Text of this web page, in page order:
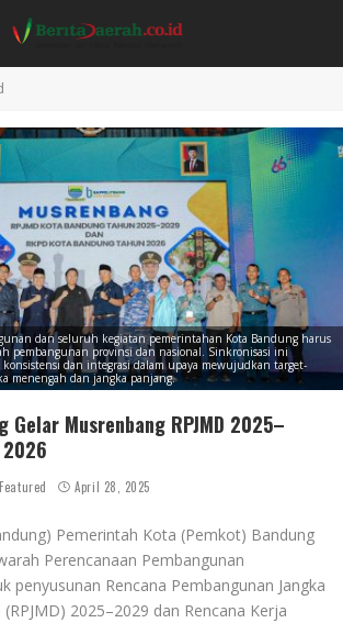
dan seluruh kegiatan pemerintahan Kota Bandung harus
pembangunan provinsi dan nasional. Sinkronisasi ini
dan integrasi dalam upaya mewujudkan target-
menengah dan jangka panjang.
Gelar Musrenbang RPJMD 2025–
2026
Featured April 28, 2025
Pemerintah Kota (Pemkot) Bandung
Perencanaan Pembangunan
penyusunan Rencana Pembangunan Jangka
2025–2029 dan Rencana Kerja